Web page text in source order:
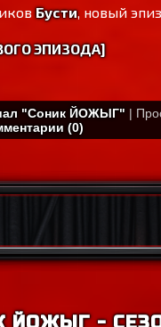
Бусти, новый
ЭПИЗОДА]
"Соник ЙОЖЫГ" |
(0)